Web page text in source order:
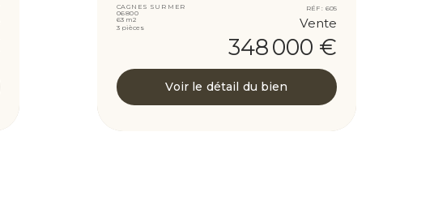
CAGNES SUR MER
06800
63 m2
3 pièces
RÉF : 605
Vente
348 000 €
Voir le détail du bien